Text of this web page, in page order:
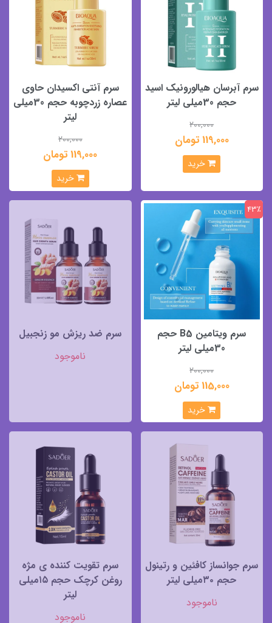
سرم آبرسان هیالورونیک اسید
حجم 30میلی لیتر
200,000
119,000 تومان
خرید
سرم آنتی اکسیدان حاوی
عصاره زردچوبه حجم 30میلی
لیتر
200,000
119,000 تومان
خرید
سرم ویتامین B5 حجم
30میلی لیتر
200,000
115,000 تومان
43٪
خرید
سرم ضد ریزش مو زنجبیل
ناموجود
سرم جوانساز کافئین و رتینول
حجم ۳۰میلی لیتر
ناموجود
سرم تقویت کننده ی مژه
روغن کرچک حجم ۱۵میلی
لیتر
ناموجود